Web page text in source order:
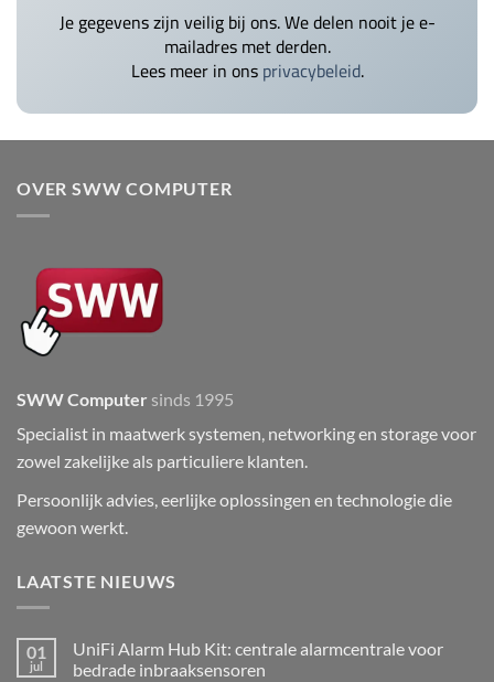
Je gegevens zijn veilig bij ons. We delen nooit je e-
mailadres met derden.
Lees meer in onsprivacybeleid.
OVER SWW COMPUTER
SWW Computer sinds 1995
Specialist in maatwerk systemen, networking en storage voor
zowel zakelijke als particuliere klanten.
Persoonlijk advies, eerlijke oplossingen en technologie die
gewoon werkt.
LAATSTE NIEUWS
01
jul
UniFi Alarm Hub Kit: centrale alarmcentrale voor
bedrade inbraaksensoren